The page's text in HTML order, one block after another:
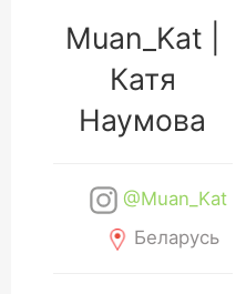
Muan_Kat |
Катя
Наумова
@Muan_Kat
Беларусь